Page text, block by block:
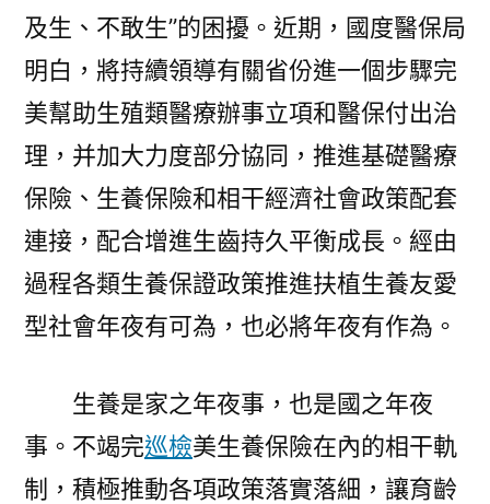
及生、不敢生”的困擾。近期，國度醫保局
明白，將持續領導有關省份進一個步驟完
美幫助生殖類醫療辦事立項和醫保付出治
理，并加大力度部分協同，推進基礎醫療
保險、生養保險和相干經濟社會政策配套
連接，配合增進生齒持久平衡成長。經由
過程各類生養保證政策推進扶植生養友愛
型社會年夜有可為，也必將年夜有作為。
生養是家之年夜事，也是國之年夜
事。不竭完巡檢美生養保險在內的相干軌
制，積極推動各項政策落實落細，讓育齡